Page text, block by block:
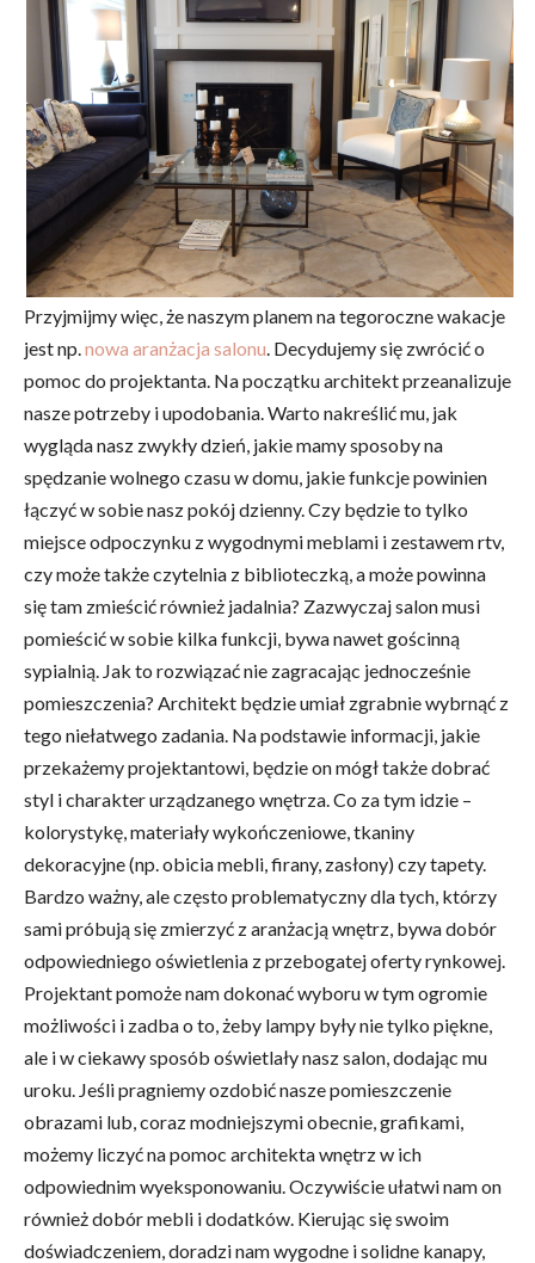
Przyjmijmy więc, że naszym planem na tegoroczne wakacje
jest np. nowa aranżacja salonu . Decydujemy się zwrócić o
pomoc do projektanta. Na początku architekt przeanalizuje
nasze potrzeby i upodobania. Warto nakreślić mu, jak
wygląda nasz zwykły dzień, jakie mamy sposoby na
spędzanie wolnego czasu w domu, jakie funkcje powinien
łączyć w sobie nasz pokój dzienny. Czy będzie to tylko
miejsce odpoczynku z wygodnymi meblami i zestawem rtv,
czy może także czytelnia z biblioteczką, a może powinna
się tam zmieścić również jadalnia? Zazwyczaj salon musi
pomieścić w sobie kilka funkcji, bywa nawet gościnną
sypialnią. Jak to rozwiązać nie zagracając jednocześnie
pomieszczenia? Architekt będzie umiał zgrabnie wybrnąć z
tego niełatwego zadania. Na podstawie informacji, jakie
przekażemy projektantowi, będzie on mógł także dobrać
styl i charakter urządzanego wnętrza. Co za tym idzie –
kolorystykę, materiały wykończeniowe, tkaniny
dekoracyjne (np. obicia mebli, firany, zasłony) czy tapety.
Bardzo ważny, ale często problematyczny dla tych, którzy
sami próbują się zmierzyć z aranżacją wnętrz, bywa dobór
odpowiedniego oświetlenia z przebogatej oferty rynkowej.
Projektant pomoże nam dokonać wyboru w tym ogromie
możliwości i zadba o to, żeby lampy były nie tylko piękne,
ale i w ciekawy sposób oświetlały nasz salon, dodając mu
uroku. Jeśli pragniemy ozdobić nasze pomieszczenie
obrazami lub, coraz modniejszymi obecnie, grafikami,
możemy liczyć na pomoc architekta wnętrz w ich
odpowiednim wyeksponowaniu. Oczywiście ułatwi nam on
również dobór mebli i dodatków. Kierując się swoim
doświadczeniem, doradzi nam wygodne i solidne kanapy,